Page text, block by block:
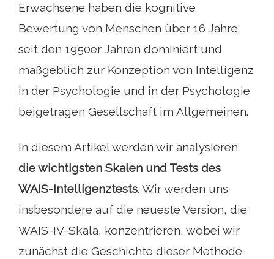
Erwachsene haben die kognitive
Bewertung von Menschen über 16 Jahre
seit den 1950er Jahren dominiert und
maßgeblich zur Konzeption von Intelligenz
in der Psychologie und in der Psychologie
beigetragen Gesellschaft im Allgemeinen.
In diesem Artikel werden wir analysieren
die wichtigsten Skalen und Tests des
WAIS-Intelligenztests. Wir werden uns
insbesondere auf die neueste Version, die
WAIS-IV-Skala, konzentrieren, wobei wir
zunächst die Geschichte dieser Methode